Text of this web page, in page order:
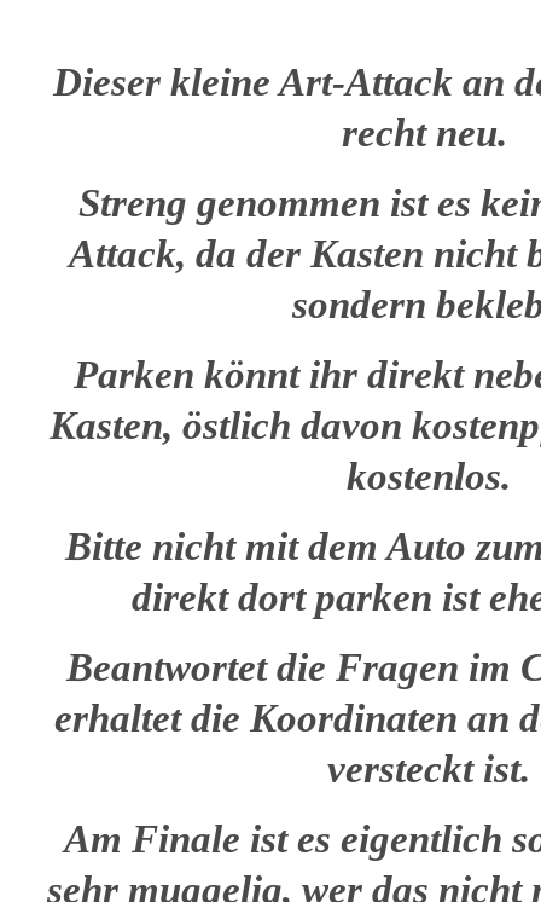
Dieser kleine Art-Attack an
recht neu.
Streng genommen ist es
Attack, da der Kasten nicht
sondern
Parken könnt ihr direkt
Kasten, östlich davon
kostenlos.
Bitte nicht mit dem Auto
direkt dort parken ist
Beantwortet die Fragen im
erhaltet die Koordinaten an
versteckt ist.
Am Finale ist es eigentlich
sehr muggelig, wer das nicht